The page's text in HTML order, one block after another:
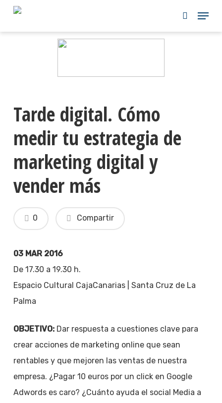
Skip
Tarde digital. Cómo
medir tu estrategia de
marketing digital y
vender más
Compartir
0
03 MAR 2016
De 17.30 a 19.30 h.
Espacio Cultural CajaCanarias | Santa Cruz de La
Palma
OBJETIVO:Dar respuesta a cuestiones clave para
crear acciones de marketing online que sean
rentables y que mejoren las ventas de nuestra
empresa. ¿Pagar 10 euros por un click en Google
Adwords es caro? ¿Cuánto ayuda el social Media a